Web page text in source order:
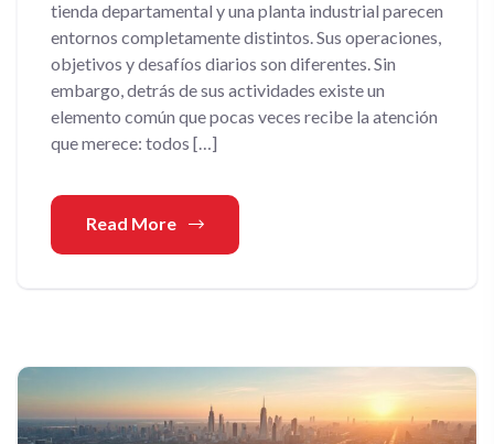
tienda departamental y una planta industrial parecen
entornos completamente distintos. Sus operaciones,
objetivos y desafíos diarios son diferentes. Sin
embargo, detrás de sus actividades existe un
elemento común que pocas veces recibe la atención
que merece: todos […]
Read More